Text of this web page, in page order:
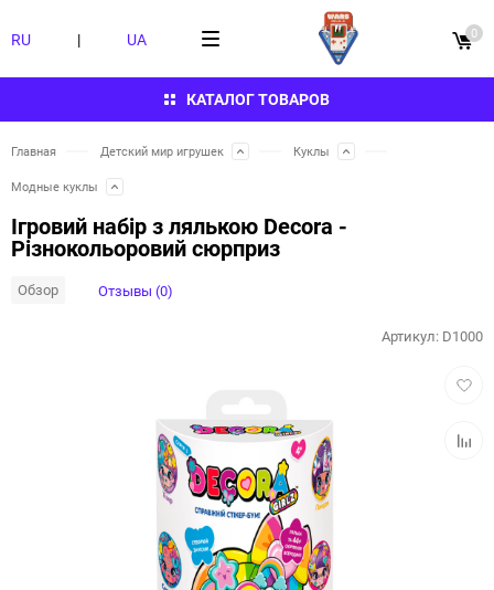
КАТАЛОГ ТОВАРОВ
RU | UA 0
Главная Детский мир игрушек Куклы
Модные куклы
Ігровий набір з лялькою Decora -
Різнокольоровий сюрприз
Обзор Отзывы (0)
Артикул: D1000